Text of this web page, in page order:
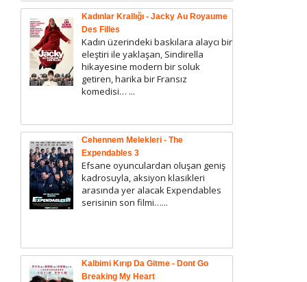
Kadınlar Krallığı - Jacky Au Royaume
Des Filles
Kadın üzerindeki baskılara alaycı bir
eleştiri ile yaklaşan, Sindirella
hikayesine modern bir soluk
getiren, harika bir Fransız
komedisi… ...
Cehennem Melekleri - The
Expendables 3
Efsane oyunculardan oluşan geniş
kadrosuyla, aksiyon klasikleri
arasında yer alacak Expendables
serisinin son filmi…...
Kalbimi Kırıp Da Gitme - Dont Go
Breaking My Heart